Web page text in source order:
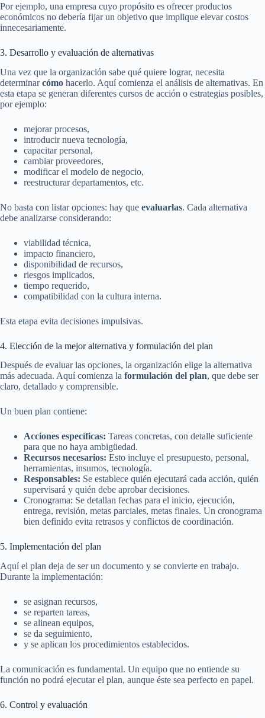
Por ejemplo, una empresa cuyo propósito es ofrecer productos
económicos no debería fijar un objetivo que implique elevar costos
innecesariamente.
3. Desarrollo y evaluación de alternativas
Una vez que la organización sabe qué quiere lograr, necesita
determinarcómo hacerlo. Aquí comienza el análisis de alternativas. En
esta etapa se generan diferentes cursos de acción o estrategias posibles,
por ejemplo:
mejorar procesos,
introducir nueva tecnología,
capacitar personal,
cambiar proveedores,
modificar el modelo de negocio,
reestructurar departamentos, etc.
No basta con listar opciones: hay que evaluarlas. Cada alternativa
debe analizarse considerando:
viabilidad técnica,
impacto financiero,
disponibilidad de recursos,
riesgos implicados,
tiempo requerido,
compatibilidad con la cultura interna.
Esta etapa evita decisiones impulsivas.
4. Elección de la mejor alternativa y formulación del plan
Después de evaluar las opciones, la organización elige la alternativa
más adecuada. Aquí comienza la formulación del plan, que debe ser
claro, detallado y comprensible.
Un buen plan contiene:
Acciones específicas: Tareas concretas, con detalle suficiente
para que no haya ambigüedad.
Recursos necesarios: Esto incluye el presupuesto, personal,
herramientas, insumos, tecnología.
Responsables: Se establece quién ejecutará cada acción, quién
supervisará y quién debe aprobar decisiones.
Cronograma: Se detallan fechas para el inicio, ejecución,
entrega, revisión, metas parciales, metas finales. Un cronograma
bien definido evita retrasos y conflictos de coordinación.
5. Implementación del plan
Aquí el plan deja de ser un documento y se convierte en trabajo.
Durante la implementación:
se asignan recursos,
se reparten tareas,
se alinean equipos,
se da seguimiento,
y se aplican los procedimientos establecidos.
La comunicación es fundamental. Un equipo que no entiende su
función no podrá ejecutar el plan, aunque éste sea perfecto en papel.
6. Control y evaluación